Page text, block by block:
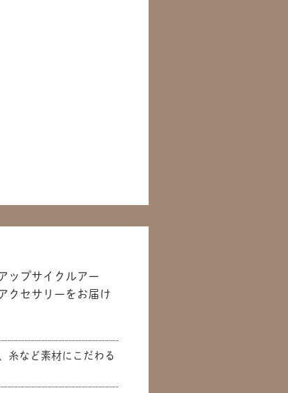
ップサイクルアー
クセサリーをお届け
糸など素材にこだわる